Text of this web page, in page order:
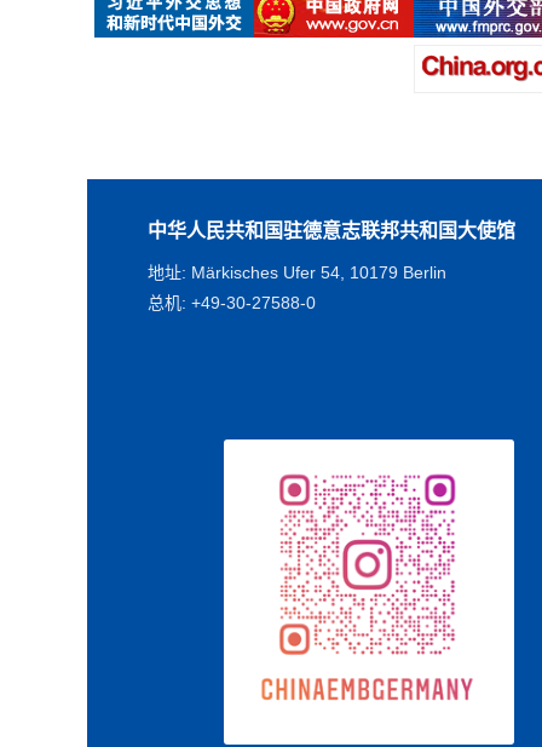
中华人民共和国驻德意志联邦共和国大使馆
地址: Märkisches Ufer 54, 10179 Berlin
总机: +49-30-27588-0